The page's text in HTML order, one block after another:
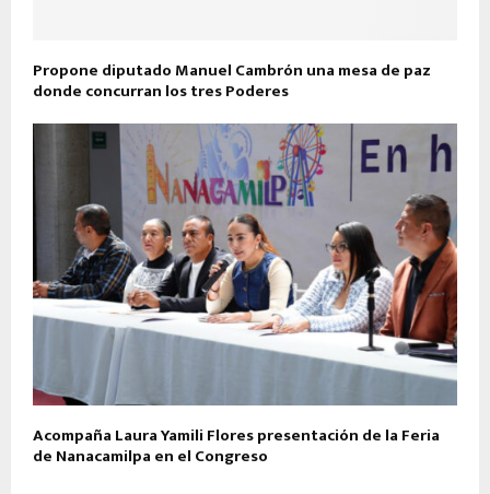
Propone diputado Manuel Cambrón una mesa de paz
donde concurran los tres Poderes
Acompaña Laura Yamili Flores presentación de la Feria
de Nanacamilpa en el Congreso